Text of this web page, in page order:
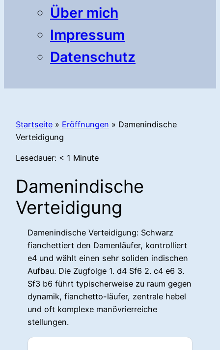
Über mich
Impressum
Datenschutz
Startseite » Eröffnungen » Damenindische
Verteidigung
Lesedauer: < 1 Minute
Damenindische
Verteidigung
Damenindische Verteidigung: Schwarz
fianchettiert den Damenläufer, kontrolliert
e4 und wählt einen sehr soliden indischen
Aufbau. Die Zugfolge 1. d4 Sf6 2. c4 e6 3.
Sf3 b6 führt typischerweise zu raum gegen
dynamik, fianchetto-läufer, zentrale hebel
und oft komplexe manövrierreiche
stellungen.